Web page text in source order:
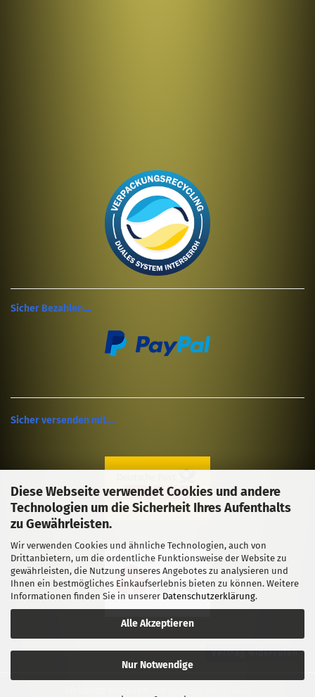
Diese Webseite verwendet Cookies und andere
Technologien um die Sicherheit Ihres Aufenthalts
zu Gewährleisten.
Wir verwenden Cookies und ähnliche Technologien, auch von
Drittanbietern, um die ordentliche Funktionsweise der Website zu
gewährleisten, die Nutzung unseres Angebotes zu analysieren und
Ihnen ein bestmögliches Einkaufserlebnis bieten zu können. Weitere
Informationen finden Sie in unserer Datenschutzerklärung.
Alle Akzeptieren
Nur Notwendige
Sicher Bezahlen....
Sicher versenden mit....
Vertrag widerrufen